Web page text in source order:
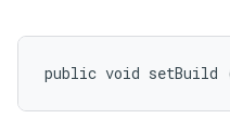
public void setBuild